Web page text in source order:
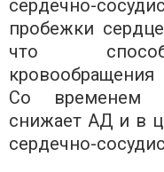
сердечно-
пробежки
что
Со временем
снижает АД и в
сердечно-